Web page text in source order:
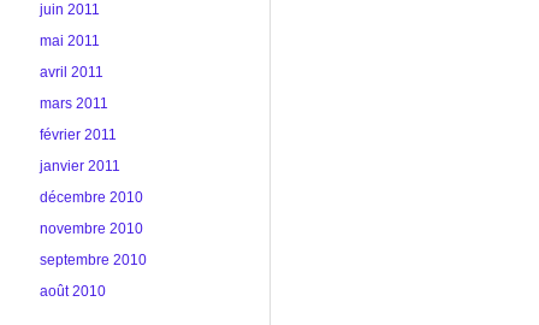
juin 2011
mai 2011
avril 2011
mars 2011
février 2011
janvier 2011
décembre 2010
novembre 2010
septembre 2010
août 2010